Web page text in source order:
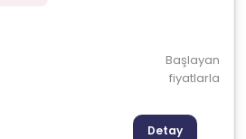
Başlayan
fiyatlarla
Detay